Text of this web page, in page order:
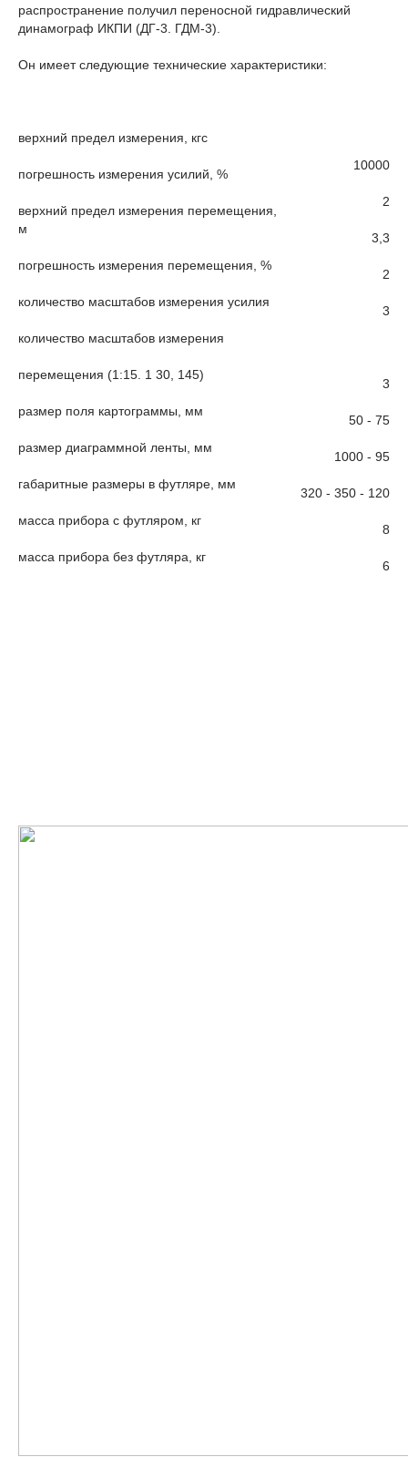
распространение получил переносной гидравлический
динамограф ИКПИ (ДГ-3. ГДМ-3).
Он имеет следующие технические характеристики:
верхний предел измерения, кгс
погрешность измерения усилий, %
верхний предел измерения перемещения,
м
погрешность измерения перемещения, %
количество масштабов измерения усилия
количество масштабов измерения
перемещения (1:15. 1 30, 145)
размер поля картограммы, мм
размер диаграммной ленты, мм
габаритные размеры в футляре, мм
масса прибора с футляром, кг
масса прибора без футляра, кг
10000
2
3,3
2
3
3
50 - 75
1000 - 95
320 - 350 - 120
8
6